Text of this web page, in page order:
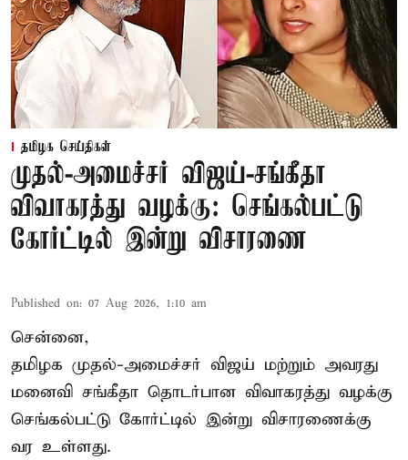
தமிழக செய்திகள்
முதல்-அமைச்சர் விஜய்-சங்கீதா
விவாகரத்து வழக்கு: செங்கல்பட்டு
கோர்ட்டில் இன்று விசாரணை
Published on: 07 Aug 2026, 1:10 am
சென்னை,
தமிழக முதல்-அமைச்சர் விஜய் மற்றும் அவரது
மனைவி சங்கீதா தொடர்பான விவாகரத்து வழக்கு
செங்கல்பட்டு கோர்ட்டில் இன்று விசாரணைக்கு
வர உள்ளது.